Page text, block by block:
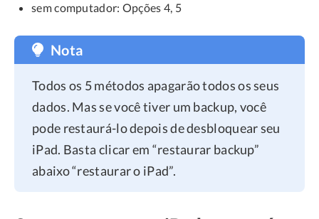
sem computador: Opções 4, 5
Nota
Todos os 5 métodos apagarão todos os seus
dados. Mas se você tiver um backup, você
pode restaurá-lo depois de desbloquear seu
iPad. Basta clicar em “restaurar backup”
abaixo “restaurar o iPad”.